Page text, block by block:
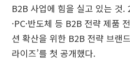
B2B 사업에 힘을 실고 있는 것.
·PC·반도체 등 B2B 전략 제품
션 확산을 위한 B2B 전략 브랜
라이즈’를 첫 공개했다.